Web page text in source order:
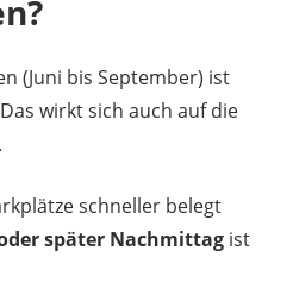
(Juni bis September) ist
wirkt sich auch auf die
schneller belegt
später Nachmittag ist